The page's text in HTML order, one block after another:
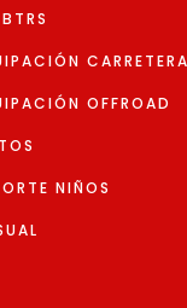
de
productoCARRETERA
OFFROAD
NIÑOS